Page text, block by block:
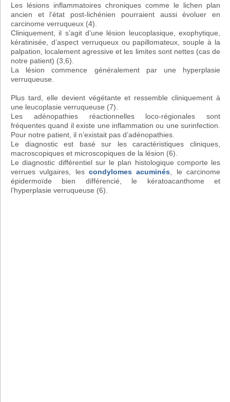
Les lésions inflammatoires chroniques comme le lichen plan
ancien et l’état post-lichénien pourraient aussi évoluer en
carcinome verruqueux (4).
Cliniquement, il s’agit d’une lésion leucoplasique, exophytique,
kératinisée, d’aspect verruqueux ou papillomateux, souple à la
palpation, localement agressive et les limites sont nettes (cas de
notre patient) (3,6).
La lésion commence généralement par une hyperplasie
verruqueuse.
Plus tard, elle devient végétante et ressemble cliniquement à
une leucoplasie verruqueuse (7).
Les adénopathies réactionnelles loco-régionales sont
fréquentes quand il existe une inflammation ou une surinfection.
Pour notre patient, il n’existait pas d’adénopathies.
Le diagnostic est basé sur les caractéristiques cliniques,
macroscopiques et microscopiques de la lésion (6).
Le diagnostic différentiel sur le plan histologique comporte les
verrues vulgaires, les condylomes acuminés , le carcinome
épidermoïde bien différencié, le kératoacanthome et
l’hyperplasie verruqueuse (6).